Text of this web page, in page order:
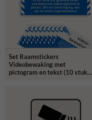
Set Raamstickers
Videobewaking met
pictogram en tekst (10 stuks)